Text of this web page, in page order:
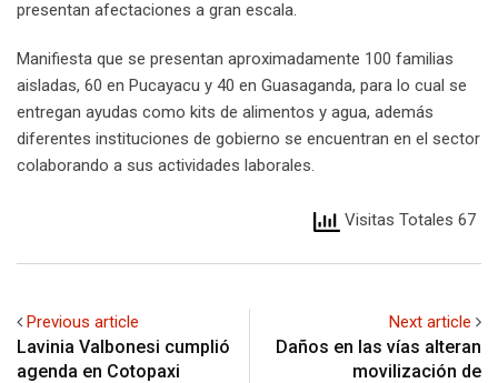
presentan afectaciones a gran escala.
Manifiesta que se presentan aproximadamente 100 familias
aisladas, 60 en Pucayacu y 40 en Guasaganda, para lo cual se
entregan ayudas como kits de alimentos y agua, además
diferentes instituciones de gobierno se encuentran en el sector
colaborando a sus actividades laborales.
Visitas Totales 67
Previous article
Lavinia Valbonesi cumplió
agenda en Cotopaxi
Next article
Daños en las vías alteran
movilización de